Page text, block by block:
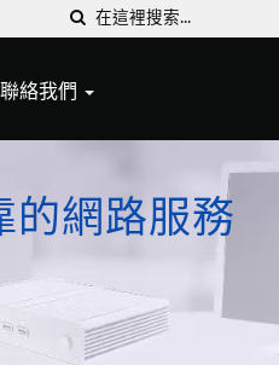
聯絡我們
的網路服務